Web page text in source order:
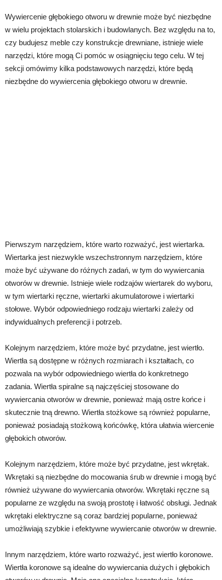
Wywiercenie głębokiego otworu w drewnie może być niezbędne
w wielu projektach stolarskich i budowlanych. Bez względu na to,
czy budujesz meble czy konstrukcje drewniane, istnieje wiele
narzędzi, które mogą Ci pomóc w osiągnięciu tego celu. W tej
sekcji omówimy kilka podstawowych narzędzi, które będą
niezbędne do wywiercenia głębokiego otworu w drewnie.
Pierwszym narzędziem, które warto rozważyć, jest wiertarka.
Wiertarka jest niezwykle wszechstronnym narzędziem, które
może być używane do różnych zadań, w tym do wywiercania
otworów w drewnie. Istnieje wiele rodzajów wiertarek do wyboru,
w tym wiertarki ręczne, wiertarki akumulatorowe i wiertarki
stołowe. Wybór odpowiedniego rodzaju wiertarki zależy od
indywidualnych preferencji i potrzeb.
Kolejnym narzędziem, które może być przydatne, jest wiertło.
Wiertła są dostępne w różnych rozmiarach i kształtach, co
pozwala na wybór odpowiedniego wiertła do konkretnego
zadania. Wiertła spiralne są najczęściej stosowane do
wywiercania otworów w drewnie, ponieważ mają ostre końce i
skutecznie tną drewno. Wiertła stożkowe są również popularne,
ponieważ posiadają stożkową końcówkę, która ułatwia wiercenie
głębokich otworów.
Kolejnym narzędziem, które może być przydatne, jest wkrętak.
Wkrętaki są niezbędne do mocowania śrub w drewnie i mogą być
również używane do wywiercania otworów. Wkrętaki ręczne są
popularne ze względu na swoją prostotę i łatwość obsługi. Jednak
wkrętaki elektryczne są coraz bardziej popularne, ponieważ
umożliwiają szybkie i efektywne wywiercanie otworów w drewnie.
Innym narzędziem, które warto rozważyć, jest wiertło koronowe.
Wiertła koronowe są idealne do wywiercania dużych i głębokich